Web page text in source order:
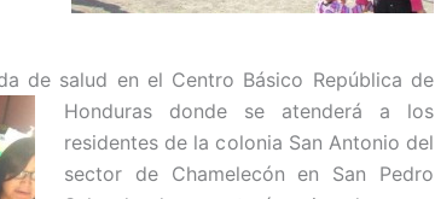
de salud en el Centro Básico República de
Honduras donde se atenderá a los
residentes de la colonia San Antonio del
sector de Chamelecón en San Pedro